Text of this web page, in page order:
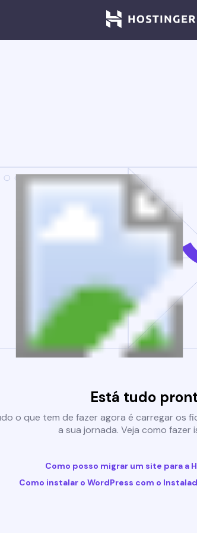
Está tudo
o que tem de fazer agora é carregar os
a sua jornada. Veja como fazer
Como posso migrar um site para a
Como instalar o WordPress com o